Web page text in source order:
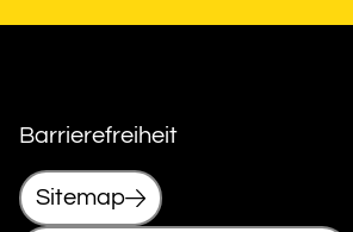
Barrierefreiheit
Sitemap